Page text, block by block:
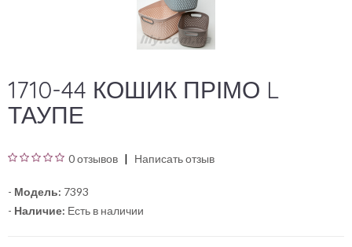
1710-44 КОШИК ПРІМО L
ТАУПЕ
0 отзывов Написать отзыв
- Модель: 7393
- Наличие: Есть в наличии